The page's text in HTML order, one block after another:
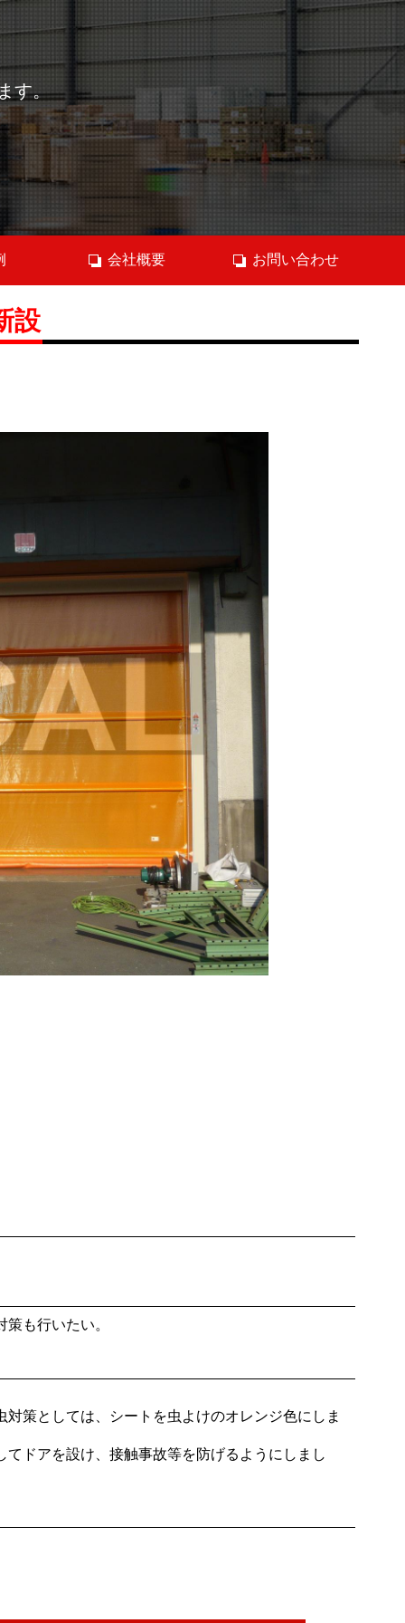
す。
会社概要 お問い合わせ
設
も行いたい。
策としては、シートを虫よけのオレンジ色にしま
ドアを設け、接触事故等を防げるようにしまし